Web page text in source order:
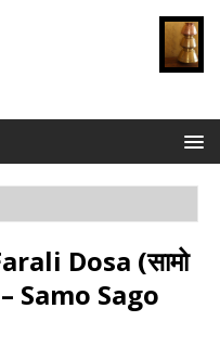
Dosa (सामो
– Samo Sago